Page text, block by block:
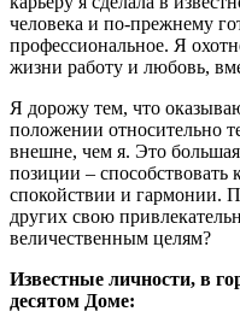
человека и по-прежнему
профессиональное. Я
жизни работу и любовь,
Я дорожу тем, что
положении относительно
внешне, чем я. Это
позиции – способствовать
спокойствии и гармонии.
других свою
величественным целям?
Известные личности, в
десятом Доме: